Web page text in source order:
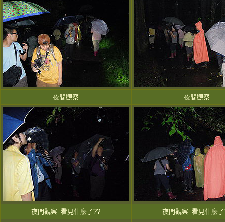
夜間觀察 夜間觀察
夜間觀察_看見什麼了?? 夜間觀察_看見什麼